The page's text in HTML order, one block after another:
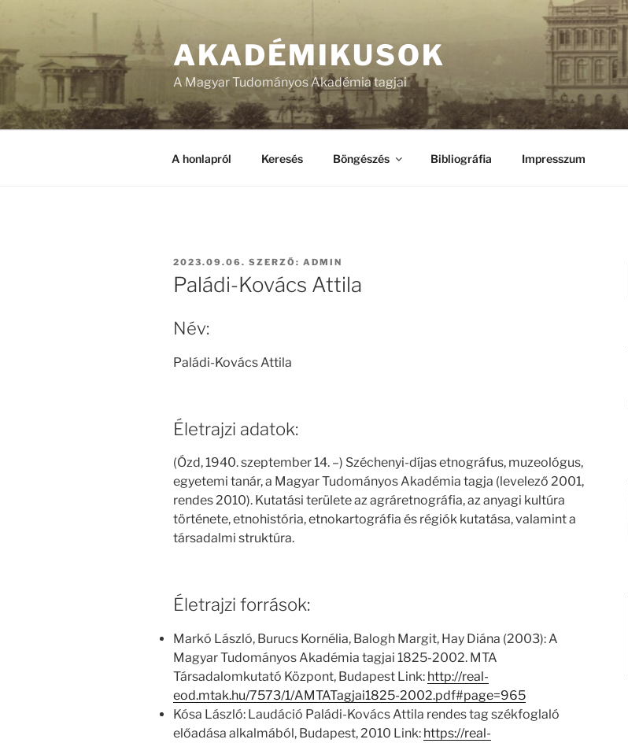
AKADÉMIKUSOK
A Magyar Tudományos Akadémia tagjai
A honlapról Keresés Böngészés Bibliográfia Impresszum
BEKÜLDVE:
2023.09.06. SZERZŐ: ADMIN
Paládi-Kovács Attila
Név:
Paládi-Kovács Attila
Életrajzi adatok:
(Ózd, 1940. szeptember 14. –) Széchenyi-díjas etnográfus, muzeológus,
egyetemi tanár, a Magyar Tudományos Akadémia tagja (levelező 2001,
rendes 2010). Kutatási területe az agráretnográfia, az anyagi kultúra
története, etnohistória, etnokartográfia és régiók kutatása, valamint a
társadalmi struktúra.
Életrajzi források:
Markó László, Burucs Kornélia, Balogh Margit, Hay Diána (2003): A
Magyar Tudományos Akadémia tagjai 1825-2002. MTA
Társadalomkutató Központ, Budapest Link: http://real-
eod.mtak.hu/7573/1/AMTATagjai1825-2002.pdf#page=965
Kósa László: Laudáció Paládi-Kovács Attila rendes tag székfoglaló
előadása alkalmából, Budapest, 2010 Link: https://real-